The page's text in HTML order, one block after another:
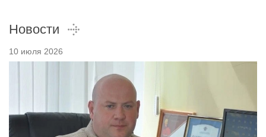
Новости
10 июля 2026